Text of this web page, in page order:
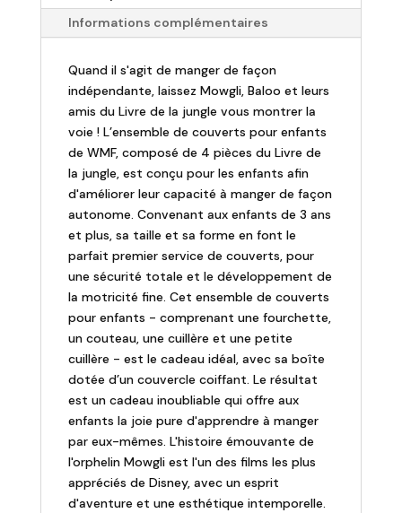
Set
couverts
Jungle
Informations complémentaires
Quand il s'agit de manger de façon
indépendante, laissez Mowgli, Baloo et leurs
amis du Livre de la jungle vous montrer la
voie ! L’ensemble de couverts pour enfants
de WMF, composé de 4 pièces du Livre de
la jungle, est conçu pour les enfants afin
d'améliorer leur capacité à manger de façon
autonome. Convenant aux enfants de 3 ans
et plus, sa taille et sa forme en font le
parfait premier service de couverts, pour
une sécurité totale et le développement de
la motricité fine. Cet ensemble de couverts
pour enfants - comprenant une fourchette,
un couteau, une cuillère et une petite
cuillère - est le cadeau idéal, avec sa boîte
dotée d’un couvercle coiffant. Le résultat
est un cadeau inoubliable qui offre aux
enfants la joie pure d'apprendre à manger
par eux-mêmes. L'histoire émouvante de
l'orphelin Mowgli est l'un des films les plus
appréciés de Disney, avec un esprit
d'aventure et une esthétique intemporelle.